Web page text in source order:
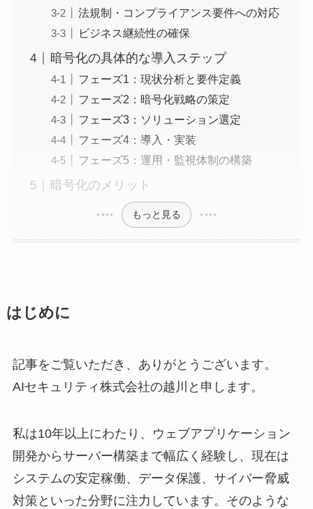
法規制・コンプライアンス要件への対応
ビジネス継続性の確保
暗号化の具体的な導入ステップ
フェーズ1：現状分析と要件定義
フェーズ2：暗号化戦略の策定
フェーズ3：ソリューション選定
フェーズ4：導入・実装
フェーズ5：運用・監視体制の構築
暗号化のメリット
もっと見る
はじめに
記事をご覧いただき、ありがとうございます。
AIセキュリティ株式会社の越川と申します。
私は10年以上にわたり、ウェブアプリケーション
開発からサーバー構築まで幅広く経験し、現在は
システムの安定稼働、データ保護、サイバー脅威
対策といった分野に注力しています。そのような